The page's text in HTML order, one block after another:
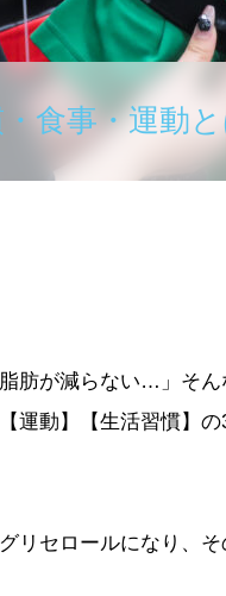
食事・運動と
肪が減らない…」そ
動】【生活習慣】の
リセロールになり、